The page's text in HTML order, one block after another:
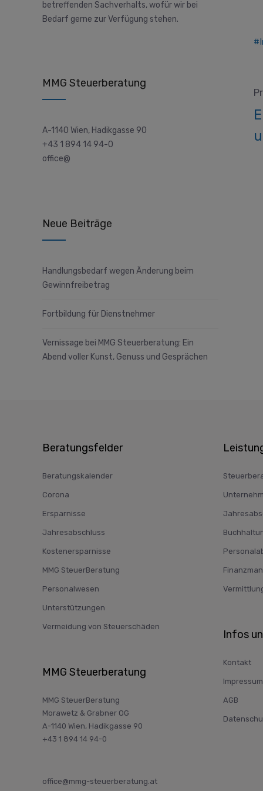
betreffenden Sachverhalts, wofür wir bei
Bedarf gerne zur Verfügung stehen.
MMG Steuerberatung
A-1140 Wien, Hadikgasse 90
+43 1 894 14 94-0
office@
Neue Beiträge
Handlungsbedarf wegen Änderung beim
Gewinnfreibetrag
Fortbildung für Dienstnehmer
Vernissage bei MMG Steuerberatung: Ein
Abend voller Kunst, Genuss und Gesprächen
Beratungsfelder
Beratungskalender
Corona
Ersparnisse
Jahresabschluss
Kostenersparnisse
MMG SteuerBeratung
Personalwesen
Unterstützungen
Vermeidung von Steuerschäden
MMG Steuerberatung
MMG SteuerBeratung
Morawetz & Grabner OG
A-1140 Wien, Hadikgasse 90
+43 1 894 14 94-0
office@mmg-steuerberatung.at
Infos
Kontakt
Impressum
AGB